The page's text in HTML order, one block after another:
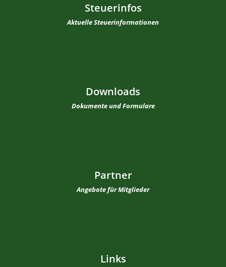
Steuerinfos
Aktuelle Steuerinformationen
Downloads
Dokumente und Formulare
Partner
Angebote für Mitglieder
Links